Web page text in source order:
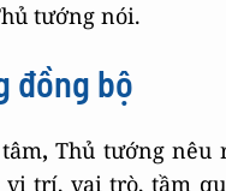
tướng nói.
đồng bộ
, Thủ tướng nêu
trí, vai trò, tầm